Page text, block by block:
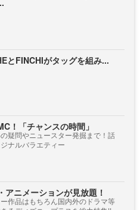
とFINCHIがタッグを組み...
！「チャンスの時間」
疑問やニュースター発掘まで！話
ナルバラエティー
アニメーションが見放題！
作品はもちろん国内外のドラマ等